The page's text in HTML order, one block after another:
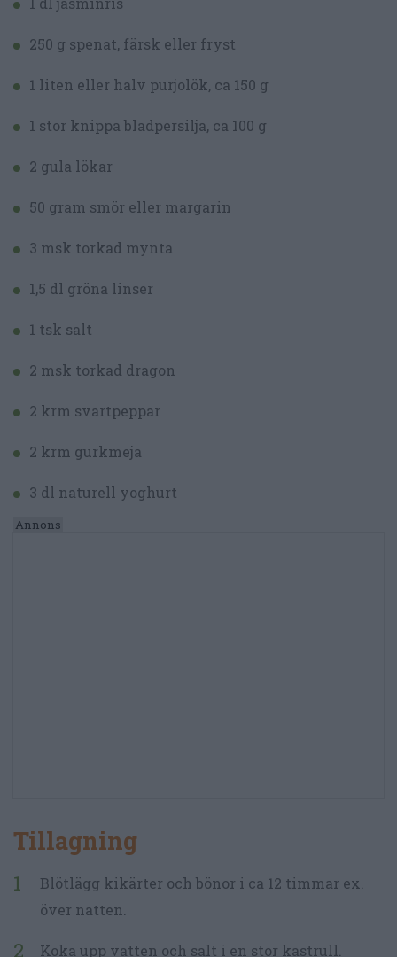
250 g spenat, färsk eller fryst
1 liten eller halv purjolök, ca 150 g
1 stor knippa bladpersilja, ca 100 g
2 gula lökar
50 gram smör eller margarin
3 msk torkad mynta
1,5 dl gröna linser
1 tsk salt
2 msk torkad dragon
2 krm svartpeppar
2 krm gurkmeja
3 dl naturell yoghurt
Tillagning
Blötlägg kikärter och bönor i ca 12 timmar ex.
över natten.
Koka upp vatten och salt i en stor kastrull.